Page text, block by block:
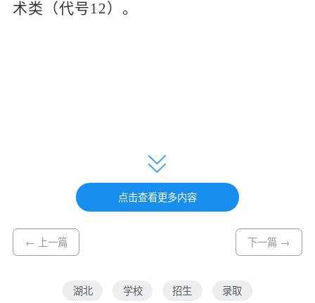
术类（代号12）。
湖北省教
2025年11
点击查看更多内容
← 上一篇 下一篇 →
湖北 学校 招生 录取